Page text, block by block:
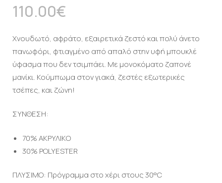
110.00€
Χνουδωτό, αφράτο, εξαιρετικά ζεστό και πολύ άνετο
πανωφόρι, φτιαγμένο από απαλό στην υφή μπουκλέ
ύφασμα που δεν τσιμπάει. Με μονοκόματο ζαπονέ
μανίκι. Κούμπωμα στον γιακά, ζεστές εξωτερικές
τσέπες, και ζώνη!
ΣΥΝΘΕΣΗ:
70% ΑΚΡΥΛΙΚΟ
30% POLYESTER
ΠΛΥΣΙΜΟ: Πρόγραμμα στο χέρι στους 30°C